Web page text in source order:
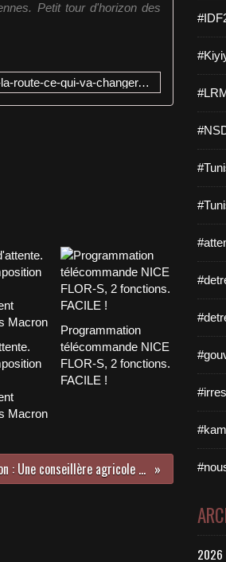
Petit tour d'horizon des
http://www.midilibre.fr/2016/02/18/examen-du-code-de-la-route-ce-qui-va-changer,1288172.php
Macron
Programmation
télécommande NICE
FLOR-S, 2 fonctions.
FACILE !
Aveyron : Une conseillère agricole étranglée et noyée
2026